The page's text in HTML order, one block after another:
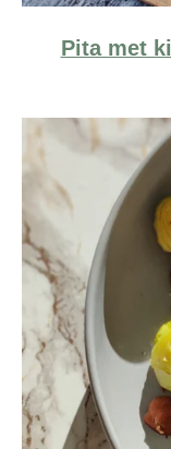
Pita met